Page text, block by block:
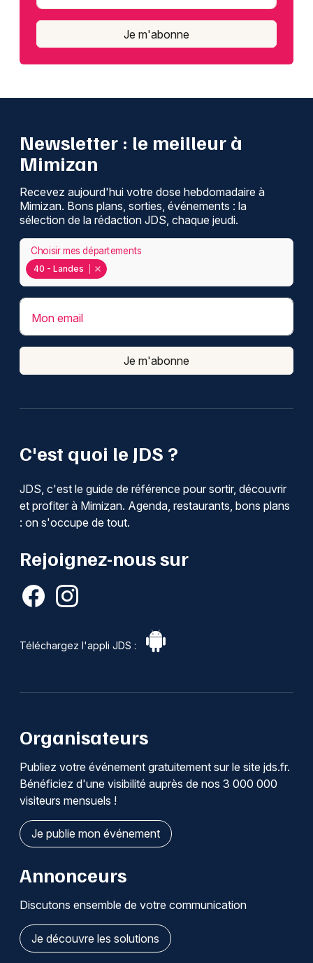
Je m'abonne
C'est quoi le JDS ?
JDS, c'est le guide de référence pour sortir, découvrir
et profiter à Mimizan. Agenda, restaurants, bons plans
: on s'occupe de tout.
Rejoignez-nous sur
Téléchargez l'appli JDS :
Newsletter : le meilleur à
Mimizan
Recevez aujourd'hui votre dose hebdomadaire à
Mimizan. Bons plans, sorties, événements : la
sélection de la rédaction JDS, chaque jeudi.
40 - Landes
Choisir mes départements
Mon email
Je m'abonne
Organisateurs
Publiez votre événement gratuitement sur le site jds.fr.
Bénéficiez d'une visibilité auprès de nos 3 000 000
visiteurs mensuels !
Je publie mon événement
Annonceurs
Discutons ensemble de votre communication
Je découvre les solutions